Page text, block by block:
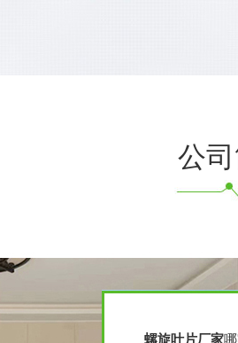
公
螺旋叶片厂家